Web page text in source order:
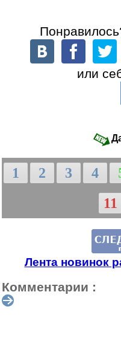
или
1 2 3 4
11
Лента новинок
Комментарии :